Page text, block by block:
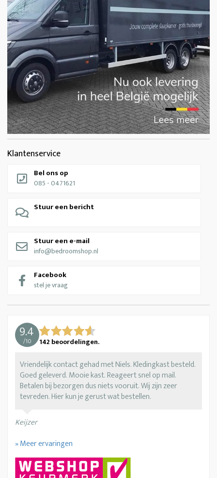
Klantenservice
Bel ons op
085 - 0471621
Stuur een bericht
Stuur een e-mail
info@bedroomshop.nl
Facebook
stel je vraag
9.4
/10 142 beoordelingen.
Vriendelijk contact gehad met Niels. Kledingkast besteld.
Goed geleverd. Mooie kast. Reageert snel op mail.
Betalen bij bezorgen dus niets vooruit. Wij zijn zeer
tevreden. Hier kun je gerust wat bestellen.
Keijzer
» Meer ervaringen